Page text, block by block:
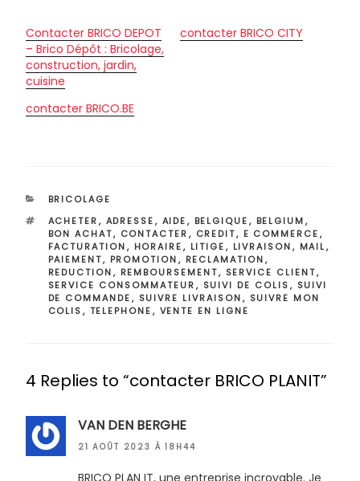
Contacter BRICO DEPOT
– Brico Dépôt : Bricolage,
construction, jardin,
cuisine
contacter BRICO CITY
contacter BRICO.BE
CATÉGORIES
BRICOLAGE
ÉTIQUETTES
ACHETER, ADRESSE, AIDE, BELGIQUE, BELGIUM,
BON ACHAT, CONTACTER, CREDIT, E COMMERCE,
FACTURATION, HORAIRE, LITIGE, LIVRAISON, MAIL,
PAIEMENT, PROMOTION, RECLAMATION,
REDUCTION, REMBOURSEMENT, SERVICE CLIENT,
SERVICE CONSOMMATEUR, SUIVI DE COLIS, SUIVI
DE COMMANDE, SUIVRE LIVRAISON, SUIVRE MON
COLIS, TELEPHONE, VENTE EN LIGNE
4 Replies to “contacter BRICO PLANIT”
VAN DEN BERGHE
21 AOÛT 2023 À 18H44
BRICO PLAN IT, une entreprise incroyable. Je